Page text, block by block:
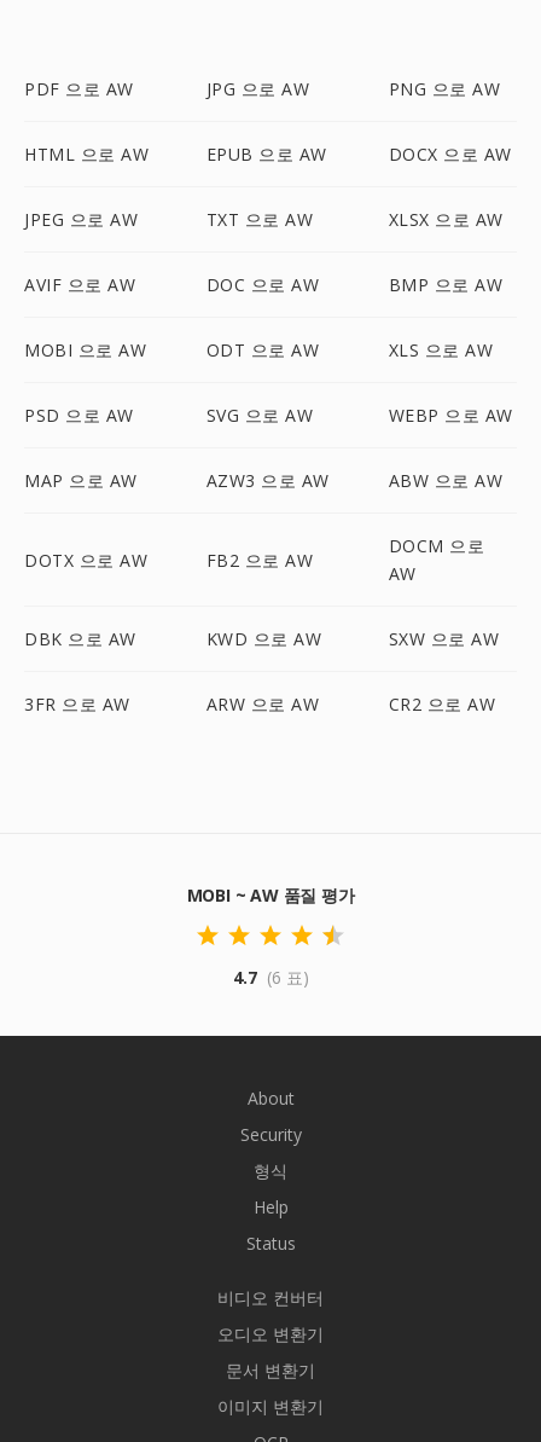
PDF 으로 AW JPG 으로 AW PNG 으로 AW
HTML 으로 AW EPUB 으로 AW DOCX 으로 AW
JPEG 으로 AW TXT 으로 AW XLSX 으로 AW
AVIF 으로 AW DOC 으로 AW BMP 으로 AW
MOBI 으로 AW ODT 으로 AW XLS 으로 AW
PSD 으로 AW SVG 으로 AW WEBP 으로 AW
MAP 으로 AW AZW3 으로 AW ABW 으로 AW
DOTX 으로 AW FB2 으로 AW
DOCM 으로
AW
DBK 으로 AW KWD 으로 AW SXW 으로 AW
3FR 으로 AW ARW 으로 AW CR2 으로 AW
MOBI ~ AW 품질 평가
4.7 (6 표)
About
Security
형식
Help
Status
비디오 컨버터
오디오 변환기
문서 변환기
이미지 변환기